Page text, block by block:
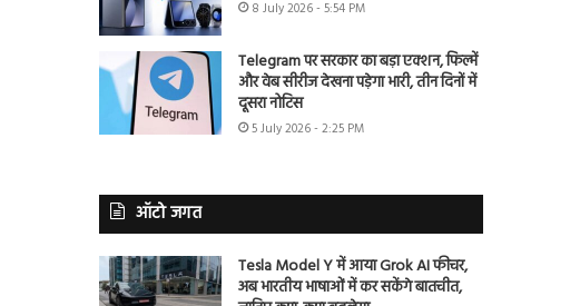
8 July 2026 - 5:54 PM
Telegram पर सरकार का बड़ा एक्शन, फिल्में
और वेब सीरीज देखना पड़ेगा भारी, तीन दिनों में
दूसरा नोटिस
5 July 2026 - 2:25 PM
ऑटो जगत
Tesla Model Y में आया Grok AI फीचर,
अब भारतीय भाषाओं में कर सकेंगे बातचीत,